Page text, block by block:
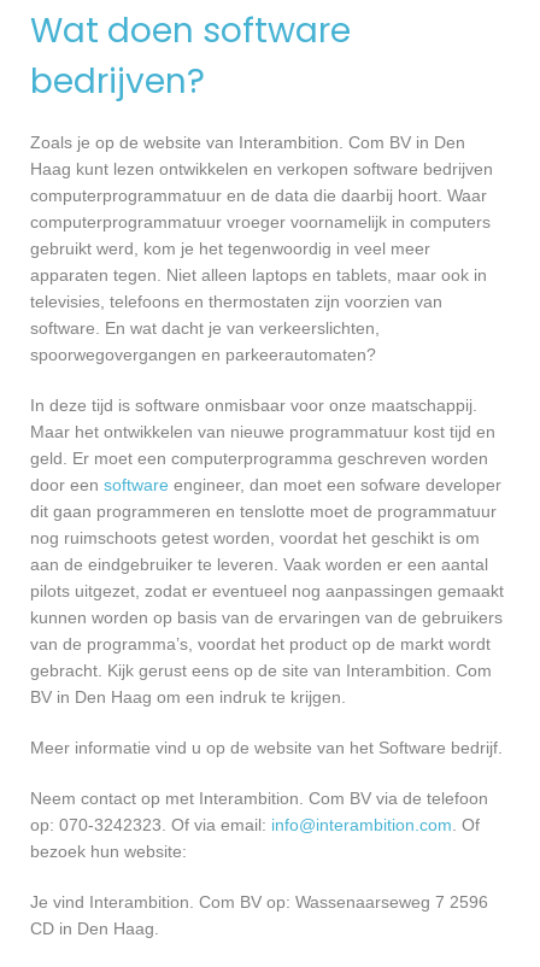
Wat doen software
bedrijven?
Zoals je op de website van Interambition. Com BV in Den
Haag kunt lezen ontwikkelen en verkopen software bedrijven
computerprogrammatuur en de data die daarbij hoort. Waar
computerprogrammatuur vroeger voornamelijk in computers
gebruikt werd, kom je het tegenwoordig in veel meer
apparaten tegen. Niet alleen laptops en tablets, maar ook in
televisies, telefoons en thermostaten zijn voorzien van
software. En wat dacht je van verkeerslichten,
spoorwegovergangen en parkeerautomaten?
In deze tijd is software onmisbaar voor onze maatschappij.
Maar het ontwikkelen van nieuwe programmatuur kost tijd en
geld. Er moet een computerprogramma geschreven worden
door een software engineer, dan moet een sofware developer
dit gaan programmeren en tenslotte moet de programmatuur
nog ruimschoots getest worden, voordat het geschikt is om
aan de eindgebruiker te leveren. Vaak worden er een aantal
pilots uitgezet, zodat er eventueel nog aanpassingen gemaakt
kunnen worden op basis van de ervaringen van de gebruikers
van de programma’s, voordat het product op de markt wordt
gebracht. Kijk gerust eens op de site van Interambition. Com
BV in Den Haag om een indruk te krijgen.
Meer informatie vind u op de website van het Software bedrijf.
Neem contact op met Interambition. Com BV via de telefoon
op: 070-3242323. Of via email: info@interambition.com . Of
bezoek hun website:
Je vind Interambition. Com BV op: Wassenaarseweg 7 2596
CD in Den Haag.